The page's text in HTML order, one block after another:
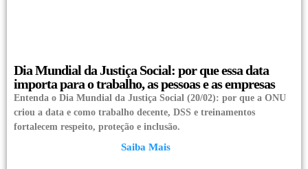
Dia Mundial da Justiça Social: por que essa data
importa para o trabalho, as pessoas e as empresas
Entenda o Dia Mundial da Justiça Social (20/02): por que a ONU
criou a data e como trabalho decente, DSS e treinamentos
fortalecem respeito, proteção e inclusão.
Saiba Mais